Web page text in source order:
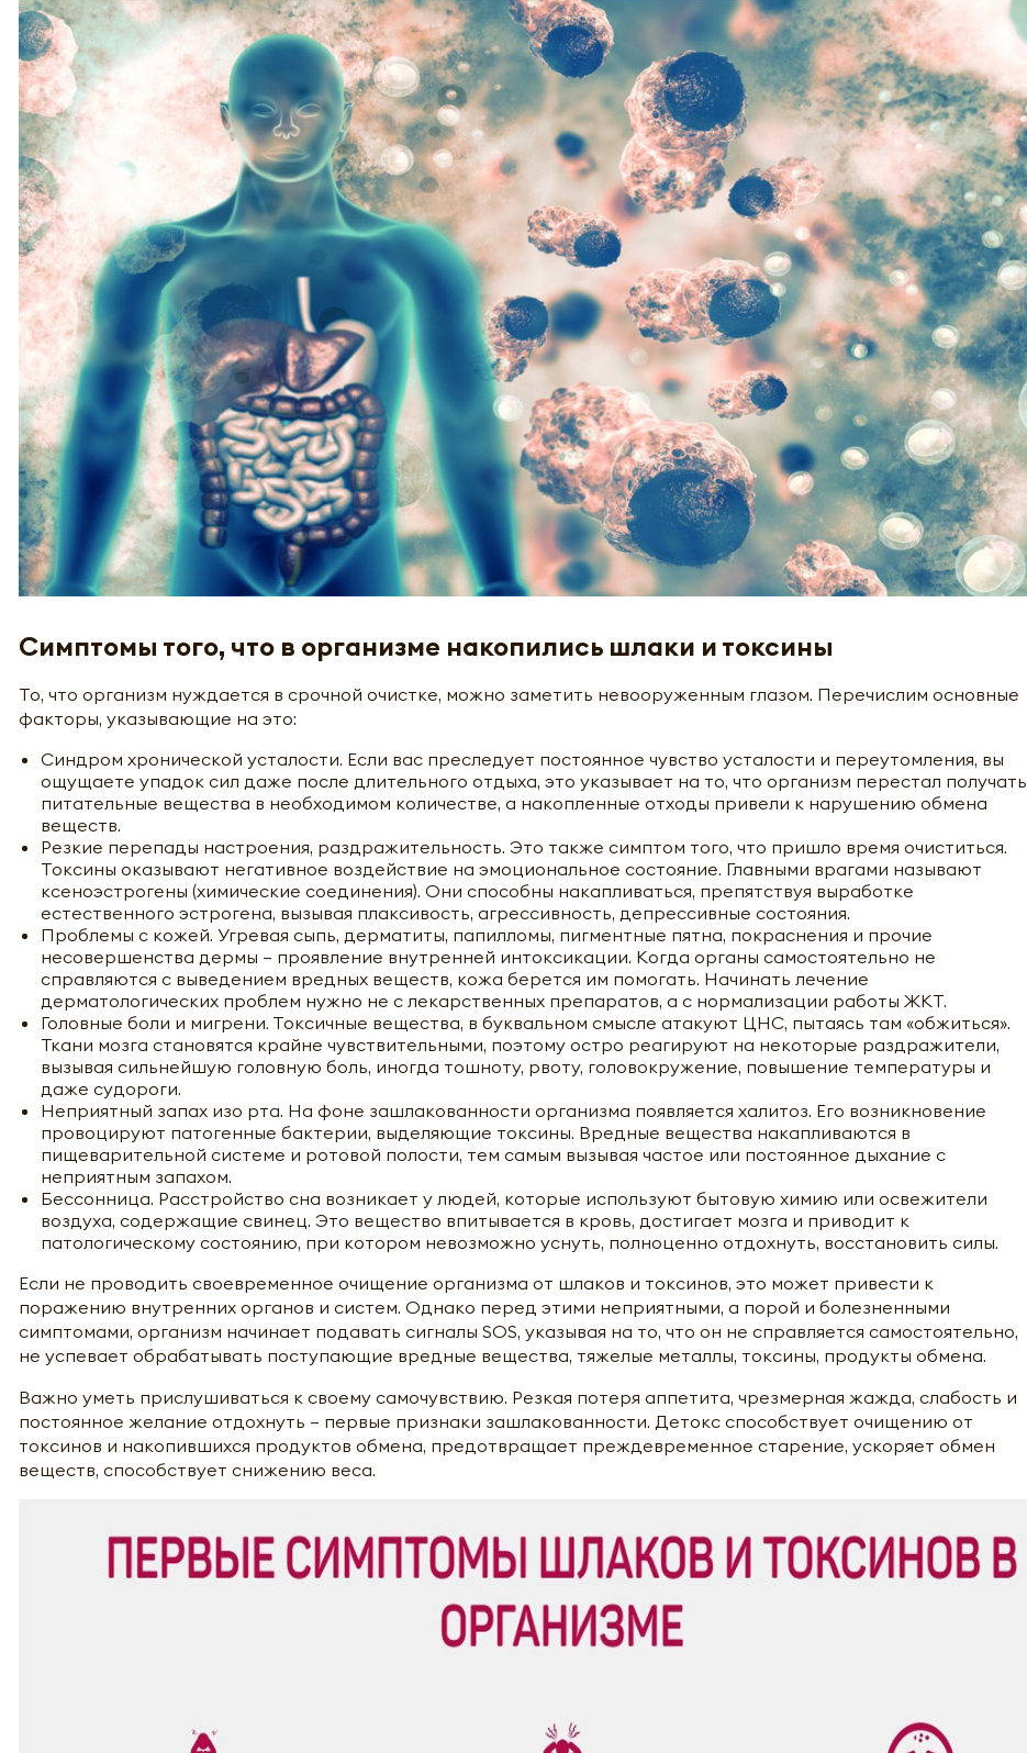
Симптомы того, что в организме накопились шлаки и токсины
То, что организм нуждается в срочной очистке, можно заметить невооруженным глазом. Перечислим основные
факторы, указывающие на это:
Синдром хронической усталости. Если вас преследует постоянное чувство усталости и переутомления, вы
ощущаете упадок сил даже после длительного отдыха, это указывает на то, что организм перестал получать
питательные вещества в необходимом количестве, а накопленные отходы привели к нарушению обмена
веществ.
Резкие перепады настроения, раздражительность. Это также симптом того, что пришло время очиститься.
Токсины оказывают негативное воздействие на эмоциональное состояние. Главными врагами называют
ксеноэстрогены (химические соединения). Они способны накапливаться, препятствуя выработке
естественного эстрогена, вызывая плаксивость, агрессивность, депрессивные состояния.
Проблемы с кожей. Угревая сыпь, дерматиты, папилломы, пигментные пятна, покраснения и прочие
несовершенства дермы – проявление внутренней интоксикации. Когда органы самостоятельно не
справляются с выведением вредных веществ, кожа берется им помогать. Начинать лечение
дерматологических проблем нужно не с лекарственных препаратов, а с нормализации работы ЖКТ.
Головные боли и мигрени. Токсичные вещества, в буквальном смысле атакуют ЦНС, пытаясь там «обжиться».
Ткани мозга становятся крайне чувствительными, поэтому остро реагируют на некоторые раздражители,
вызывая сильнейшую головную боль, иногда тошноту, рвоту, головокружение, повышение температуры и
даже судороги.
Неприятный запах изо рта. На фоне зашлакованности организма появляется халитоз. Его возникновение
провоцируют патогенные бактерии, выделяющие токсины. Вредные вещества накапливаются в
пищеварительной системе и ротовой полости, тем самым вызывая частое или постоянное дыхание с
неприятным запахом.
Бессонница. Расстройство сна возникает у людей, которые используют бытовую химию или освежители
воздуха, содержащие свинец. Это вещество впитывается в кровь, достигает мозга и приводит к
патологическому состоянию, при котором невозможно уснуть, полноценно отдохнуть, восстановить силы.
Если не проводить своевременное очищение организма от шлаков и токсинов, это может привести к
поражению внутренних органов и систем. Однако перед этими неприятными, а порой и болезненными
симптомами, организм начинает подавать сигналы SOS, указывая на то, что он не справляется самостоятельно,
не успевает обрабатывать поступающие вредные вещества, тяжелые металлы, токсины, продукты обмена.
Важно уметь прислушиваться к своему самочувствию. Резкая потеря аппетита, чрезмерная жажда, слабость и
постоянное желание отдохнуть – первые признаки зашлакованности. Детокс способствует очищению от
токсинов и накопившихся продуктов обмена, предотвращает преждевременное старение, ускоряет обмен
веществ, способствует снижению веса.